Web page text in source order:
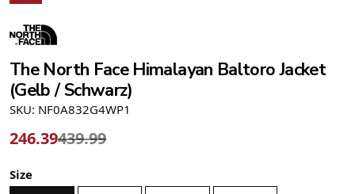
The North Face Himalayan Baltoro Jacket
(Gelb / Schwarz)
SKU: NF0A832G4WP1
246.39439.99
Size